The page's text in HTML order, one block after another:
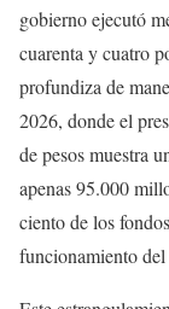
gobierno ejecutó
cuarenta y cuatro
profundiza de
2026, donde el
de pesos muestra
apenas 95.000
ciento de los
funcionamiento del